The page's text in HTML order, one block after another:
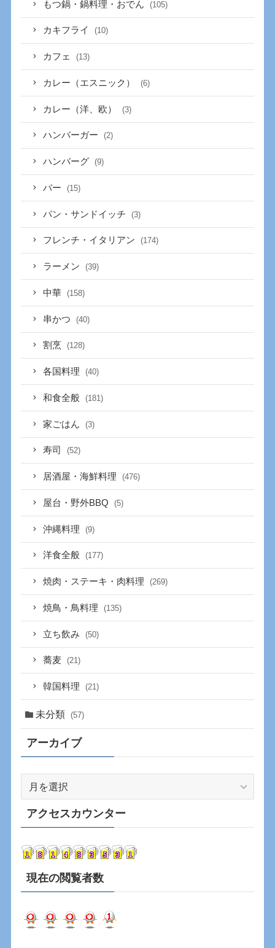
もつ鍋・鍋料理・おでん (105)
カキフライ (10)
カフェ (13)
カレー（エスニック） (6)
カレー（洋、欧） (3)
ハンバーガー (2)
ハンバーグ (9)
バー (15)
パン・サンドイッチ (3)
フレンチ・イタリアン (174)
ラーメン (39)
中華 (158)
串かつ (40)
割烹 (128)
各国料理 (40)
和食全般 (181)
家ごはん (3)
寿司 (52)
居酒屋・海鮮料理 (476)
屋台・野外BBQ (5)
沖縄料理 (9)
洋食全般 (177)
焼肉・ステーキ・肉料理 (269)
焼鳥・鳥料理 (135)
立ち飲み (50)
蕎麦 (21)
韓国料理 (21)
未分類 (57)
アーカイブ
カ
イ
アクセスカウンター
現在の閲覧者数